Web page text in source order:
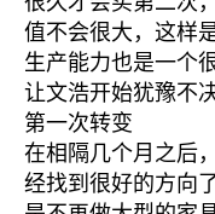
值不会很大，这样
生产能力也是一个
让文浩开始犹豫不决
第一次转变
在相隔几个月之后
经找到很好的方向